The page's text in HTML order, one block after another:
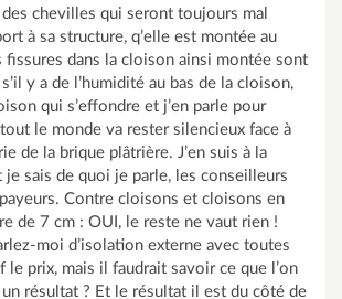
chevilles qui seront toujours mal
à sa structure, q’elle est montée au
fissures dans la cloison ainsi montée sont
y a de l’humidité au bas de la cloison,
qui s’effondre et j’en parle pour
tout le monde va rester silencieux face à
de la brique plâtrière. J’en suis à la
je sais de quoi je parle, les conseilleurs
Contre cloisons et cloisons en
de 7 cm : OUI, le reste ne vaut rien !
moi d’isolation externe avec toutes
le prix, mais il faudrait savoir ce que l’on
résultat ? Et le résultat il est du côté de